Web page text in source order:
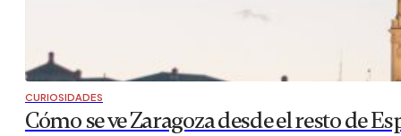
CURIOSIDADES
Cómo se ve Zaragoza desde el resto de